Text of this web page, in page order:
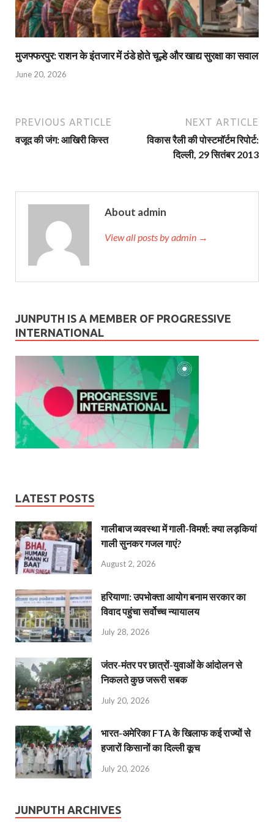
मुजफ्फरपुर: राशन के इंतजार में ठंडे होते चूल्हे और खाद्य सुरक्षा का सवाल
June 20, 2026
PREVIOUS ARTICLE
वजूद की जंग: आखिरी किस्‍त
NEXT ARTICLE
विकास रैली की पोस्‍टमॉर्टम रिपोर्ट:
दिल्‍ली, 29 सितंबर 2013
About admin
View all posts by admin →
JUNPUTH IS A MEMBER OF PROGRESSIVE
INTERNATIONAL
LATEST POSTS
गालीबाज व्‍यवस्‍था में गाली-विमर्श: क्या लड़कियां
गाली सुनकर गजल गाएं?
August 2, 2026
हरियाणा: उपभोक्ता आयोग बनाम सरकार का
विवाद पहुंचा सर्वोच्च न्यायालय
July 28, 2026
जंतर-मंतर पर छात्रों-युवाओं के आंदोलन से
निकलते कुछ जरूरी सबक
July 20, 2026
भारत-अमेरिका FTA के खिलाफ कई राज्यों से
हजारों किसानों का दिल्ली कूच
July 20, 2026
JUNPUTH ARCHIVES